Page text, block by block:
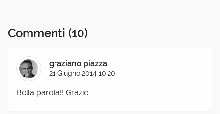
Commenti (10)
graziano piazza
21 Giugno 2014 10:20
Bella parola!! Grazie